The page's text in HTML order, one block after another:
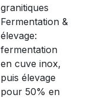
granitiques
Fermentation &
élevage:
fermentation
en cuve inox,
puis élevage
pour 50% en